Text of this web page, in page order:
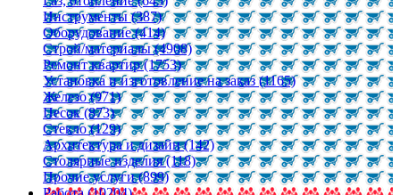
Инструменты (387)
Оборудование (414)
Строй/материалы (4908)
Ремонт квартир (1753)
Установка и изготовление на заказ (1165)
Железо (971)
Песок (873)
Стекло (129)
Архитектура и дизайн (142)
Столярные изделия (118)
Прочие услуги (899)